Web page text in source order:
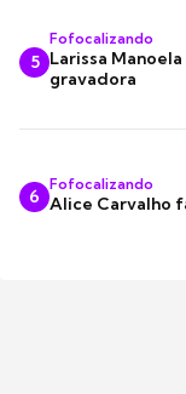
5
Fofocalizando
Larissa
gravadora
6
Fofocalizando
Alice Carvalho